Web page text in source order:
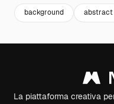
background abstract
La piattaforma creativa